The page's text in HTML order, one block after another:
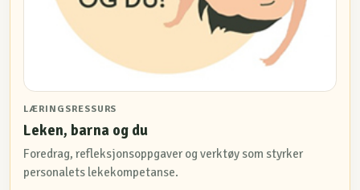
LÆRINGSRESSURS
Leken, barna og du
Foredrag, refleksjonsoppgaver og verktøy som styrker
personalets lekekompetanse.